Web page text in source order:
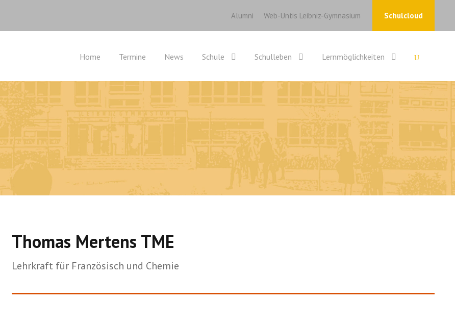
Alumni Web-Untis Leibniz-Gymnasium Schulcloud
Home Termine News Schule Schulleben Lernmöglichkeiten
Thomas Mertens TME
Lehrkraft für Französisch und Chemie